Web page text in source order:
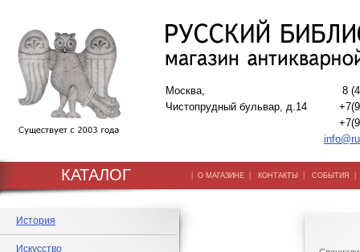
Москва,
Чистопрудный бульвар, д.14
8
КАТАЛОГ | О МАГАЗИНЕ | КОНТАКТЫ | СОБЫТИЯ
История
Искусство